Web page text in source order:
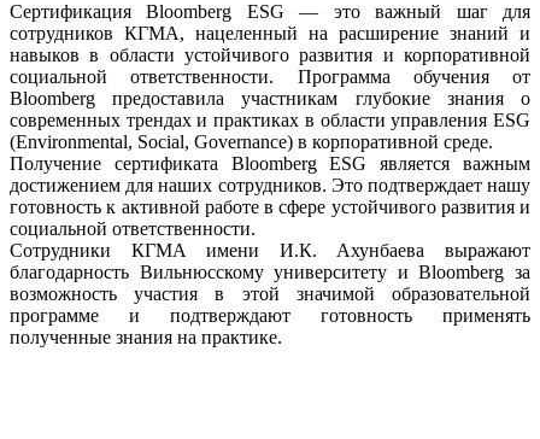
Сертификация Bloomberg ESG — это важный шаг для
сотрудников КГМА, нацеленный на расширение знаний и
навыков в области устойчивого развития и корпоративной
социальной ответственности. Программа обучения от
Bloomberg предоставила участникам глубокие знания о
современных трендах и практиках в области управления ESG
(Environmental, Social, Governance) в корпоративной среде.
Получение сертификата Bloomberg ESG является важным
достижением для наших сотрудников. Это подтверждает нашу
готовность к активной работе в сфере устойчивого развития и
социальной ответственности.
Сотрудники КГМА имени И.К. Ахунбаева выражают
благодарность Вильнюсскому университету и Bloomberg за
возможность участия в этой значимой образовательной
программе и подтверждают готовность применять
полученные знания на практике.